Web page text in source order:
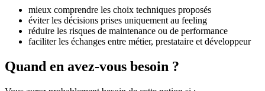
mieux comprendre les choix techniques proposés
éviter les décisions prises uniquement au feeling
réduire les risques de maintenance ou de performance
faciliter les échanges entre métier, prestataire et développeur
Quand en avez-vous besoin ?